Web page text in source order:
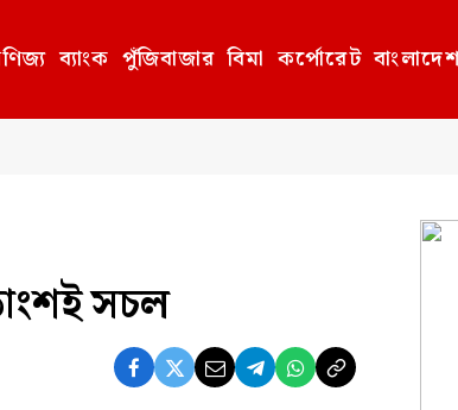
ব্যাংক পুঁজিবাজার বিমা কর্পোরেট
সচল